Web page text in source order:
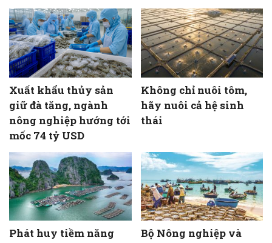
Xuất khẩu thủy sản
giữ đà tăng, ngành
nông nghiệp hướng tới
mốc 74 tỷ USD
Không chỉ nuôi tôm,
hãy nuôi cả hệ sinh
thái
Phát huy tiềm năng
Bộ Nông nghiệp và